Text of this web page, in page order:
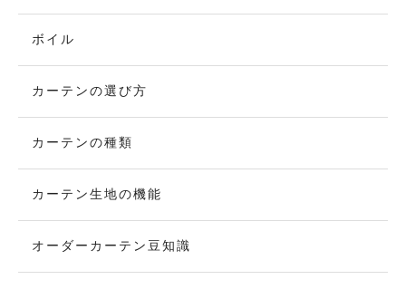
ボイル
カーテンの選び方
カーテンの種類
カーテン生地の機能
オーダーカーテン豆知識